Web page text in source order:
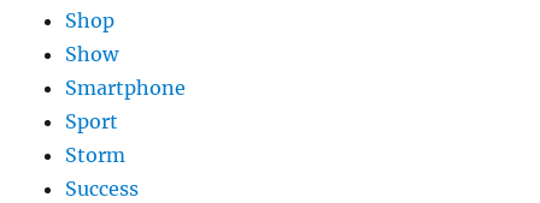
Shop
Show
Smartphone
Sport
Storm
Success